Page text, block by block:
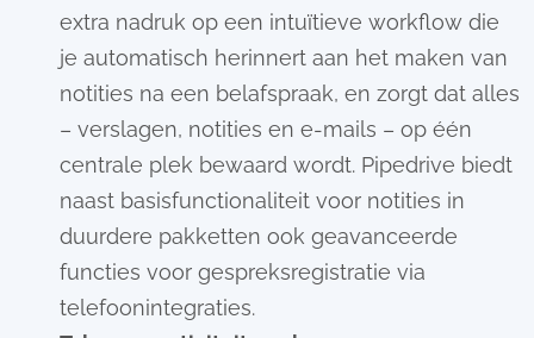
extra nadruk op een intuïtieve workflow die
je automatisch herinnert aan het maken van
notities na een belafspraak, en zorgt dat alles
– verslagen, notities en e-mails – op één
centrale plek bewaard wordt. Pipedrive biedt
naast basisfunctionaliteit voor notities in
duurdere pakketten ook geavanceerde
functies voor gespreksregistratie via
telefoonintegraties.